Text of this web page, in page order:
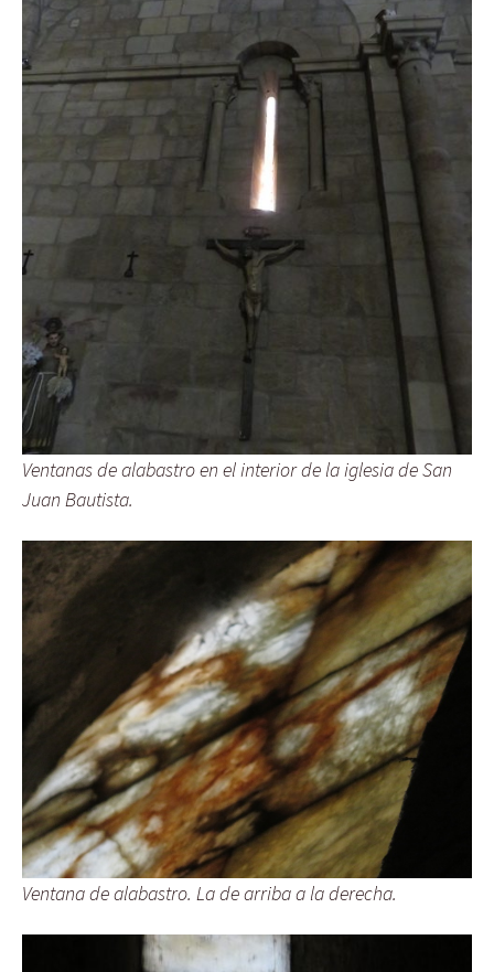
Ventanas de alabastro en el interior de la iglesia de San
Juan Bautista.
Ventana de alabastro. La de arriba a la derecha.